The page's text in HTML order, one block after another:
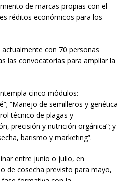
de marcas propias con el
réditos económicos para los
con 70 personas
las convocatorias para ampliar la
cinco módulos:
“Manejo de semilleros y genética
técnico de plagas y
precisión y nutrición orgánica”; y
barismo y marketing”.
entre junio o julio, en
de cosecha previsto para mayo,